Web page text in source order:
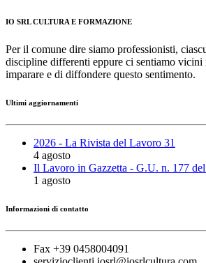
IO SRL CULTURA E FORMAZIONE
Per il comune dire siamo professionisti,
discipline differenti eppure ci sentiamo vicini
imparare e di diffondere questo sentimento.
Ultimi aggiornamenti
2026 - La Rivista del Lavoro 31
4 agosto
Il Lavoro in Gazzetta - G.U. n. 177 del
1 agosto
Informazioni di contatto
Fax +39 0458004091